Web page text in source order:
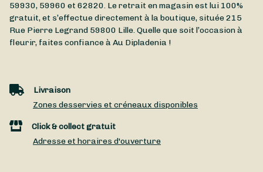
59930, 59960 et 62820. Le retrait en magasin est lui 100%
gratuit, et s’effectue directement à la boutique, située215
Rue Pierre Legrand 59800 Lille. Quelle que soit l’occasion à
fleurir, faites confiance à Au Dipladenia !
Livraison
Zones desservies et créneaux disponibles
Click & collect gratuit
Adresse et horaires d'ouverture